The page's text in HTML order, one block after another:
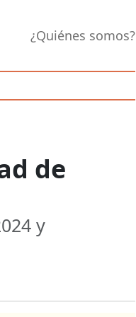
¿Quiénes somos?
de
y